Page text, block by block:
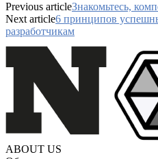
Previous articleЗнакомьтесь,
Next article6 принципов
разработчикам
ABOUT US